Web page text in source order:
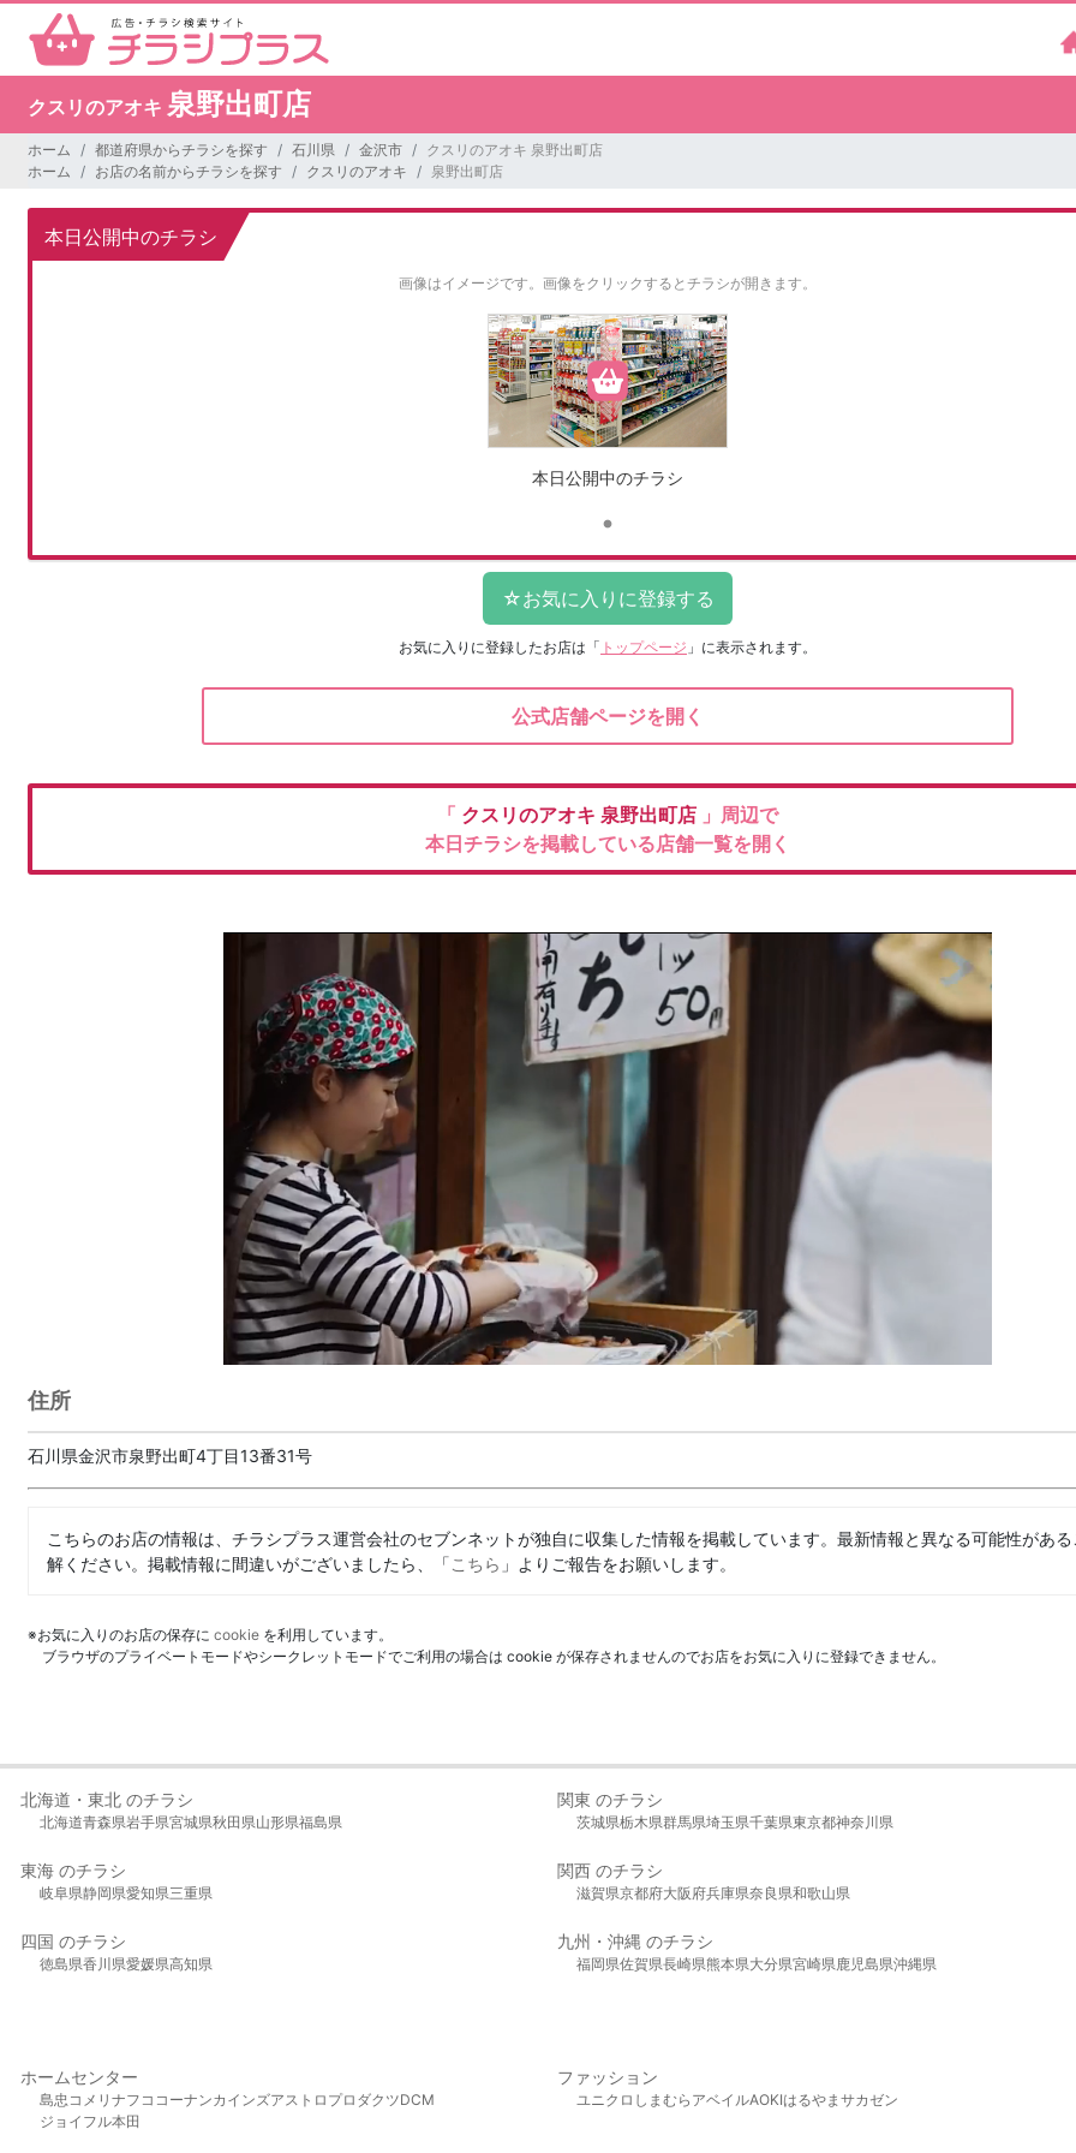
クスリのアオキ 泉野出町店
ホーム 都道府県からチラシを探す 石川県 金沢市
クスリのアオキ 泉野出町店
ホーム
お店の名前からチラシを探す クスリのアオキ 泉野出町店
本日公開中のチラシ
画像はイメージです。 画像をクリックするとチラシが開きます。
本日公開中のチラシ
お気に入りに登録したお店は 「 トップページ 」に表示されます。
公式店舗ページを開く
「 クスリのアオキ 泉野出町店 」周辺で
本日チラシを掲載している店舗一覧を開く
住所
石川県金沢市泉野出町4丁目13番31号
こちらのお店の情報は、チラシプラス運営会社のセブンネットが独自に収集した情報を掲載しています。最新情報と異なる可能性があ
解ください。掲載情報に間違いがございましたら、「こちら 」よりご報告をお願いします。
※お気に入りのお店の保存に cookie を利用しています。
ブラウザのプライベートモードやシークレットモードでご利用の場合は cookie が保存されませんのでお店をお気に入りに登録できません。
北海道・東北 のチラシ
北海道青森県岩手県宮城県秋田県山形県福島県
関東 のチラシ
茨城県栃木県群馬県埼玉県千葉県東京都神奈川県
東海 のチラシ
岐阜県静岡県愛知県三重県
関西 のチラシ
滋賀県京都府大阪府兵庫県奈良県和歌山県
四国 のチラシ
徳島県香川県愛媛県高知県
九州・沖縄 のチラシ
福岡県佐賀県長崎県熊本県大分県宮崎県鹿児島県沖縄県
ホームセンター
島忠 コメリ ナフコ コーナンカインズアストロプロダクツDCM
ジョイフル本田
ファッション
ユニクロ しまむら アベイルAOKIはるやま サカゼン